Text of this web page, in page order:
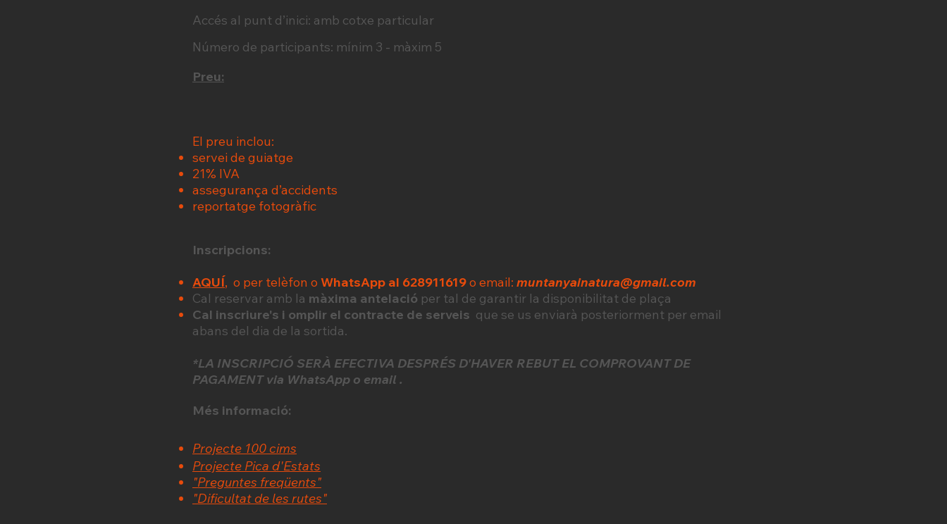
Accés al punt d’inici: amb cotxe particular
Número de participants: mínim 3 - màxim 5
Preu:
El preu inclou:
servei de guiatge
21% IVA
assegurança d’accidents
reportatge fotogràfic
Inscripcions:
AQUÍ, o per telèfon o WhatsApp al 628911619o email: muntanyainatura@gmail.com
Cal reservar amb la màxima antelació per tal de garantir la disponibilitat de plaça
Cal inscriure's i omplir el contracte de serveis que se us enviarà posteriorment per email
abans del dia de la sortida.
*LA INSCRIPCIÓ SERÀ EFECTIVA DESPRÉS D'HAVER REBUT EL COMPROVANT DE
PAGAMENT via WhatsApp o email .
Més informació:
Projecte 100 cims
Projecte Pica d'Estats
"Preguntes freqüents"
"Dificultat de les rutes"